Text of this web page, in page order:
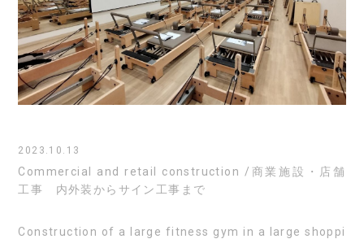
2023.10.13
Commercial and retail construction /商業施設・店舗
工事 内外装からサイン工事まで
Construction of a large fitness gym in a large shoppi